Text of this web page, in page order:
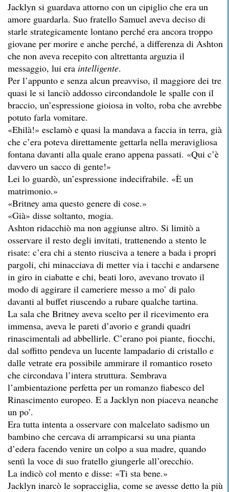
Jacklyn si guardava attorno con un cipiglio che era un
amore guardarla. Suo fratello Samuel aveva deciso di
starle strategicamente lontano perché era ancora troppo
giovane per morire e anche perché, a differenza di Ashton
che non aveva recepito con altrettanta arguzia il
messaggio, lui era intelligente.
Per l’appunto e senza alcun preavviso, il maggiore dei tre
quasi le si lanciò addosso circondandole le spalle con il
braccio, un’espressione gioiosa in volto, roba che avrebbe
potuto farla vomitare.
«Ehilà!» esclamò e quasi la mandava a faccia in terra, già
che c’era poteva direttamente gettarla nella meravigliosa
fontana davanti alla quale erano appena passati. «Qui c’è
davvero un sacco di gente!»
Lei lo guardò, un’espressione indecifrabile. «È un
matrimonio.»
«Britney ama questo genere di cose.»
«Già» disse soltanto, mogia.
Ashton ridacchiò ma non aggiunse altro. Si limitò a
osservare il resto degli invitati, trattenendo a stento le
risate: c’era chi a stento riusciva a tenere a bada i propri
pargoli, chi minacciava di metter via i tacchi e andarsene
in giro in ciabatte e chi, beati loro, avevano trovato il
modo di aggirare il cameriere messo a mo’ di palo
davanti al buffet riuscendo a rubare qualche tartina.
La sala che Britney aveva scelto per il ricevimento era
immensa, aveva le pareti d’avorio e grandi quadri
rinascimentali ad abbellirle. C’erano poi piante, fiocchi,
dal soffitto pendeva un lucente lampadario di cristallo e
dalle vetrate era possibile ammirare il romantico roseto
che circondava l’intera struttura. Sembrava
l’ambientazione perfetta per un romanzo fiabesco del
Rinascimento europeo. E a Jacklyn non piaceva neanche
un po’.
Era tutta intenta a osservare con malcelato sadismo un
bambino che cercava di arrampicarsi su una pianta
d’edera facendo venire un colpo a sua madre, quando
sentì la voce di suo fratello giungerle all’orecchio.
La indicò col mento e disse: «Ti sta bene.»
Jacklyn inarcò le sopracciglia, come se avesse detto la più